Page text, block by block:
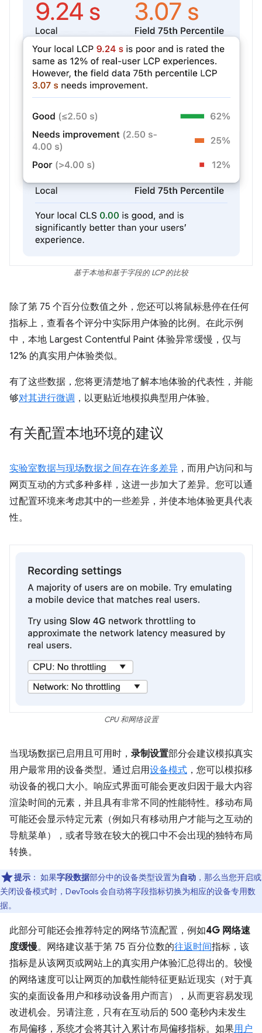
基于本地和基于字段的 LCP 的比较
除了第 75 个百分位数值之外，您还可以将鼠标悬停在任何
指标上，查看各个评分中实际用户体验的比例。在此示例
中，本地 Largest Contentful Paint 体验异常缓慢，仅与
12% 的真实用户体验类似。
有了这些数据，您将更清楚地了解本地体验的代表性，并能
够对其进行微调 ，以更贴近地模拟典型用户体验。
有关配置本地环境的建议
实验室数据与现场数据之间存在许多差异 ，而用户访问和与
网页互动的方式多种多样，这进一步加大了差异。您可以通
过配置环境来考虑其中的一些差异，并使本地体验更具代表
性。
CPU 和网络设置
当现场数据已启用且可用时， 录制设置部分会建议模拟真实
用户最常用的设备类型。通过启用设备模式 ，您可以模拟移
动设备的视口大小。响应式界面可能会更改归因于最大内容
渲染时间的元素，并且具有非常不同的性能特性。移动布局
可能还会显示特定元素（例如只有移动用户才能与之互动的
导航菜单），或者导致在较大的视口中不会出现的独特布局
转换。
提示 ： 如果字段数据部分中的设备类型设置为自动 ，那么当您开启或
关闭设备模式时，DevTools 会自动将字段指标切换为相应的设备专用数
据。
此部分可能还会推荐特定的网络节流配置，例如4G 网络速
度缓慢。网络建议基于第 75 百分位数的往返时间指标，该
指标是从该网页或网站上的真实用户体验汇总得出的。较慢
的网络速度可以让网页的加载性能特征更贴近现实（对于真
实的桌面设备用户和移动设备用户而言），从而更容易发现
改进机会。另请注意，只有在互动后的 500 毫秒内未发生
布局偏移，系统才会将其计入累计布局偏移指标。如果用户